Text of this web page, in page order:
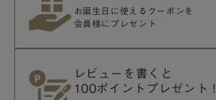
お誕生日に使えるクーポンを
会員様にプレゼント
レビューを書くと
100ポイントプレゼント！